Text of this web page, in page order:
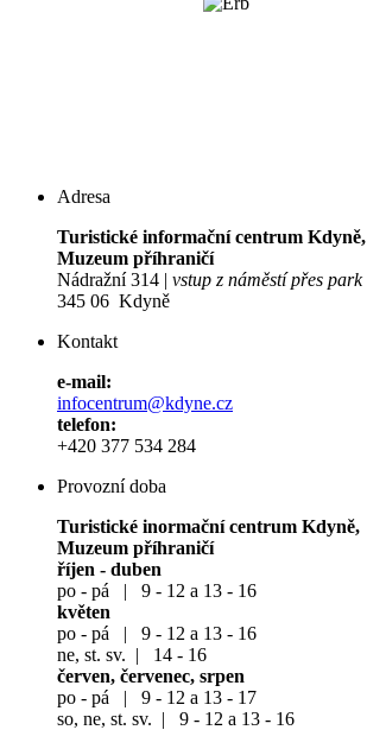
Adresa
Turistické informační centrum Kdyně,
Muzeum příhraničí
Nádražní 314 | vstup z náměstí přes park
345 06 Kdyně
Kontakt
e-mail:
infocentrum@kdyne.cz
telefon:
+420 377 534 284
Provozní doba
Turistické inormační centrum Kdyně,
Muzeum příhraničí
říjen - duben
po - pá | 9 - 12 a 13 - 16
květen
po - pá | 9 - 12 a 13 - 16
ne, st. sv. | 14 - 16
červen, červenec, srpen
po - pá | 9 - 12 a 13 - 17
so, ne, st. sv. | 9 - 12 a 13 - 16